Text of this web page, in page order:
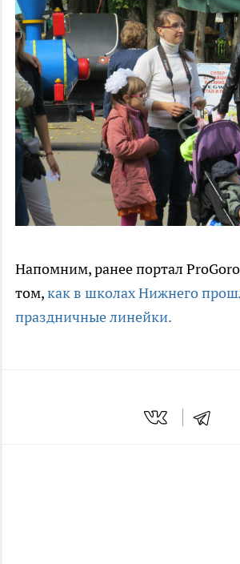
Напомним, ранее портал
том,как в школах Нижнего
праздничные линейки.